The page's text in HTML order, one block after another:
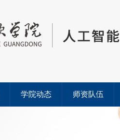
学院动态 师资队伍